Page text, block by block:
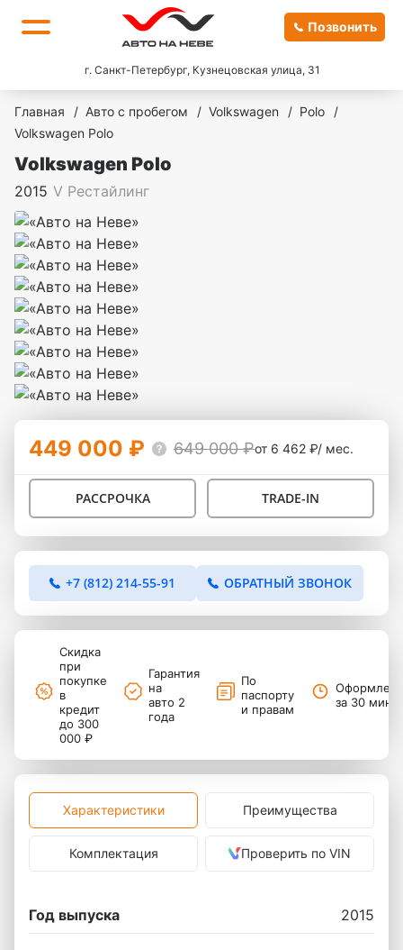
г. Санкт-Петербург, Кузнецовская улица, 31
Позвонить
Главная / Авто с пробегом / Volkswagen / Polo
/
Volkswagen Polo
Volkswagen Polo
2015 V Рестайлинг
449 000 ₽ 649 000 ₽от 6 462 ₽/ мес.
РАССРОЧКА TRADE-IN
+7 (812) 214-55-91 ОБРАТНЫЙ ЗВОНОК
Скидка
при
покупке
в
кредит
до 300
000 ₽
Гарантия
на
авто 2
года
По
паспорту
и правам
за 30
Характеристики Преимущества
Комплектация Проверить по VIN
Год выпуска 2015